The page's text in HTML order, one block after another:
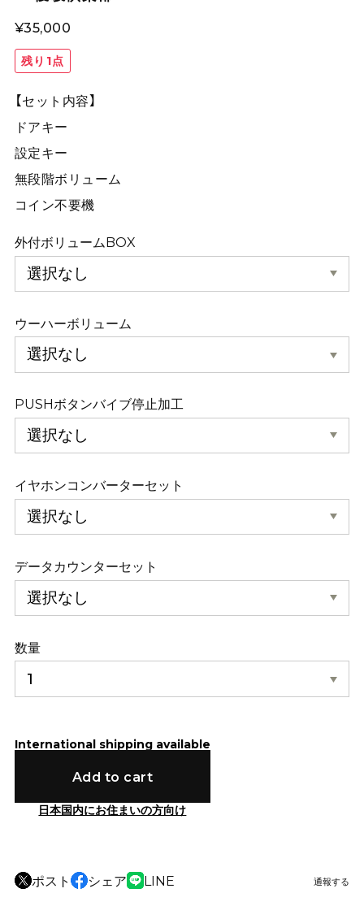
¥35,000
残り1点
【セット内容】
ドアキー
設定キー
無段階ボリューム
コイン不要機
外付ボリュームBOX
ウーハーボリューム
PUSHボタンバイブ停止加工
イヤホンコンバーターセット
データカウンターセット
数量
International shipping available
Add to cart
日本国内にお住まいの方向け
ポスト シェア LINE 通報する